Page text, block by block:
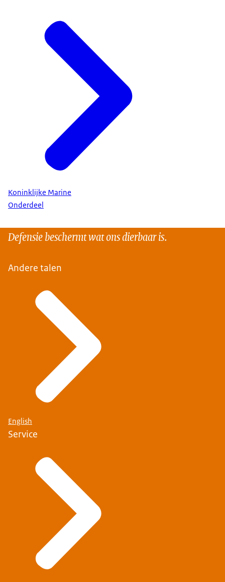
Koninklijke Marine
Onderdeel
Defensie beschermt wat ons dierbaar is.
Andere talen
English
Service